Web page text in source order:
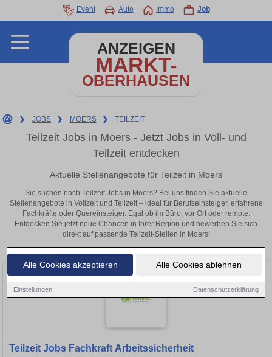
Alle Cookies akzeptieren Alle Cookies ablehnen
Einstellungen Datenschutzerklärung
Event Auto Immo Job
ANZEIGEN
MARKT-
OBERHAUSEN
❯ JOBS ❯ MOERS ❯ TEILZEIT
Teilzeit Jobs in Moers - Jetzt Jobs in Voll- und
Teilzeit entdecken
Aktuelle Stellenangebote für Teilzeit in Moers
Sie suchen nach Teilzeit Jobs in Moers? Bei uns finden Sie aktuelle
Stellenangebote in Vollzeit und Teilzeit – ideal für Berufseinsteiger, erfahrene
Fachkräfte oder Quereinsteiger. Egal ob im Büro, vor Ort oder remote:
Entdecken Sie jetzt neue Chancen in Ihrer Region und bewerben Sie sich
direkt auf passende Teilzeit-Stellen in Moers!
Teilzeit Jobs Fachkraft Arbeitssicherheit